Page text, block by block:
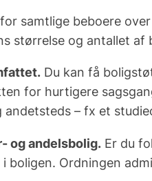
samtlige beboere
størrelse og antallet
Du kan få
for hurtigere
– fx et
og andelsbolig. Er du
boligen. Ordningen